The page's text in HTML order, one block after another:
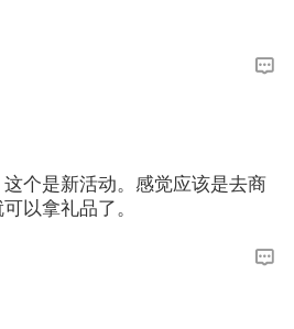
个是新活动。感觉应该是去商
以拿礼品了。